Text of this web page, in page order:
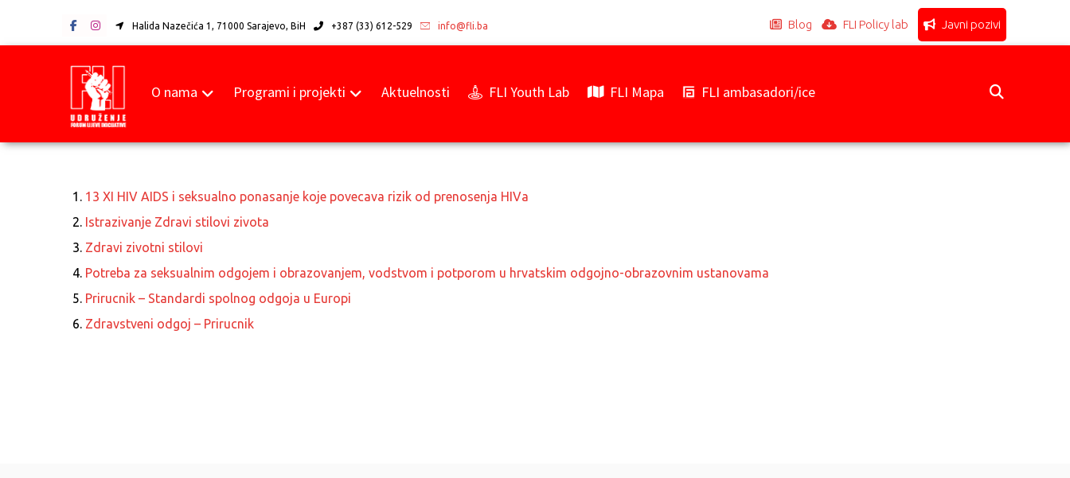
Halida Nazečića 1, 71000 Sarajevo, BiH +387 (33) 612-529 info@fli.ba Blog FLI Policy lab Javni pozivi
O nama Programi i projekti Aktuelnosti FLI Youth Lab FLI Mapa FLI ambasadori/ice
13 XI HIV AIDS i seksualno ponasanje koje povecava rizik od prenosenja HIVa
Istrazivanje Zdravi stilovi zivota
Zdravi zivotni stilovi
Potreba za seksualnim odgojem i obrazovanjem, vodstvom i potporom u hrvatskim odgojno-obrazovnim ustanovama
Prirucnik – Standardi spolnog odgoja u Europi
Zdravstveni odgoj – Prirucnik